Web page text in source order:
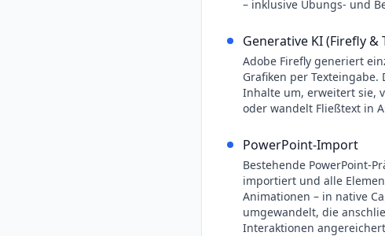
– inklusive Übungs- und
Generative KI (Firefly &
Adobe Firefly generiert
Grafiken per
Inhalte um, erweitert sie,
oder wandelt Fließtext in
PowerPoint-Import
Bestehende PowerPoint-
importiert und alle
Animationen – in native
umgewandelt, die
Interaktionen